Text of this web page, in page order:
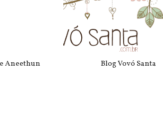
Aneethun Blog Vovó Santa